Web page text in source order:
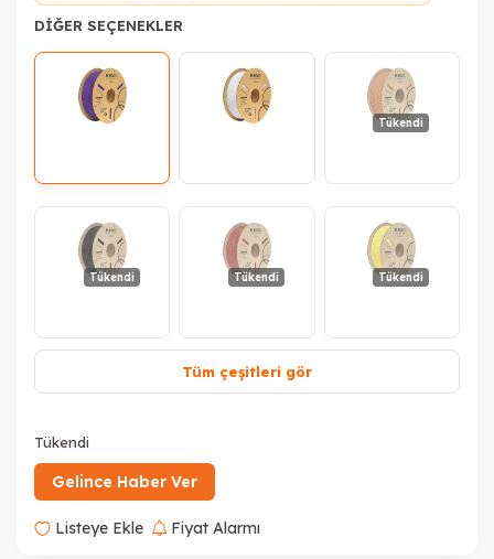
DIĞER SEÇENEKLER
Tükendi
Tükendi Tükendi Tükendi
Tüm çeşitleri gör
Tükendi
Gelince Haber Ver
Listeye Ekle Fiyat Alarmı